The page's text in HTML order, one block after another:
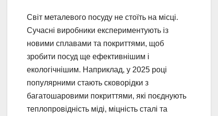
Світ металевого посуду не стоїть на місці.
Сучасні виробники експериментують із
новими сплавами та покриттями, щоб
зробити посуд ще ефективнішим і
екологічнішим. Наприклад, у 2025 році
популярними стають сковорідки з
багатошаровими покриттями, які поєднують
теплопровідність міді, міцність сталі та